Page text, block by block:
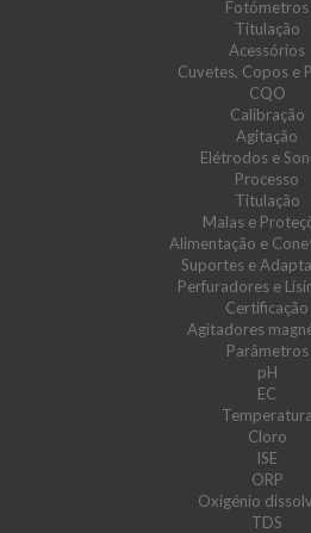
Fotómetros
Titulação
Acessórios
Cuvetes, Copos e
CQO
Calibração
Agitação
Elétrodos e
Processo
Titulação
Malas e
Alimentação e
Suportes e
Perfuradores e
Certificação
Agitadores
Parâmetros
pH
EC
Temperatura
Cloro
ISE
ORP
Oxigénio
TDS